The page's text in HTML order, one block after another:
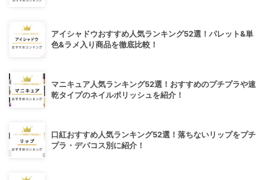
アイシャドウおすすめ人気ランキング52選！パレット&単
色&ラメ入り商品を徹底比較！
マニキュア人気ランキング52選！おすすめのプチプラや速
乾タイプのネイルポリッシュを紹介！
口紅おすすめ人気ランキング52選！落ちないリップをプチ
プラ・デパコス別に紹介！